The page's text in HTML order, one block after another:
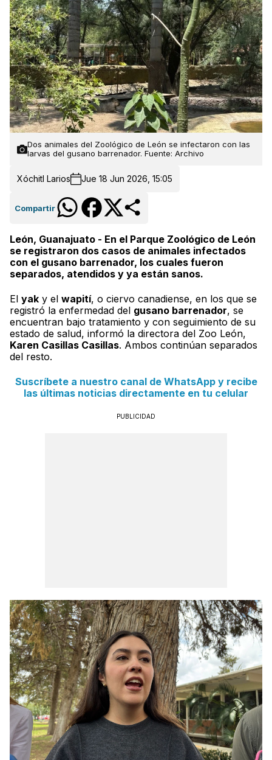
Dos animales del Zoológico de León se infectaron con las
larvas del gusano barrenador. Fuente: Archivo
Xóchitl Larios Jue 18 Jun 2026, 15:05
Compartir
León, Guanajuato - En el Parque Zoológico de León
se registraron dos casos de animales infectados
con el gusano barrenador, los cuales fueron
separados, atendidos y ya están sanos.
El yak y el wapití, o ciervo canadiense, en los que se
registró la enfermedad del gusano barrenador, se
encuentran bajo tratamiento y con seguimiento de su
estado de salud, informó la directora del Zoo León,
Karen Casillas Casillas. Ambos continúan separados
del resto.
Suscríbete a nuestro canal de WhatsApp y recibe
las últimas noticias directamente en tu celular
PUBLICIDAD